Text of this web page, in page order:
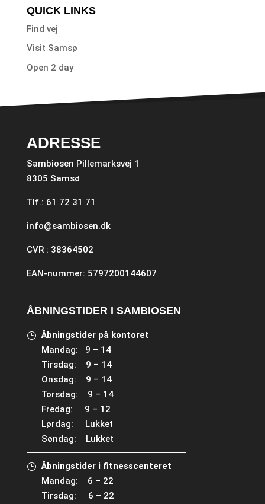
QUICK LINKS
Find vej
Visit Samsø
Open 2 day
ADRESSE
Sambiosen Pillemarksvej 1
8305 Samsø
Tlf.: 61 72 31 71
info@sambiosen.dk
CVR : 38364502
EAN-nummer: 5797200144607
ÅBNINGSTIDER I SAMBIOSEN
Åbningstider på kontoret
Mandag: 9 – 14
Tirsdag: 9 – 14
Onsdag: 9 – 14
Torsdag: 9 – 14
Fredag: 9 – 12
Lørdag: Lukket
Søndag: Lukket
Åbningstider i fitnesscenteret
Mandag: 6 – 22
Tirsdag: 6 – 22